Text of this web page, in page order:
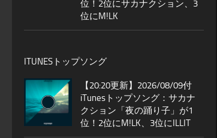
位！2位にサカナクション、3
位にM!LK
ITUNESトップソング
【20:20更新】2026/08/09付
iTunesトップソング：サカナ
クション「夜の踊り子」が1
位！2位にM!LK、3位にILLIT